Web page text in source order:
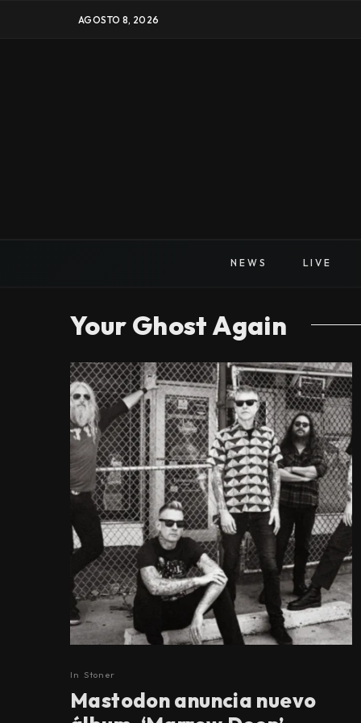
AGOSTO 8, 2026
NEWS LIVE
Your Ghost Again
In Stoner
Mastodon anuncia nuevo